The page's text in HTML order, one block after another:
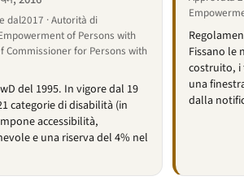
dal2017 · Autorità di
of Persons with
Commissioner for Persons with
del 1995. In vigore dal 19
categorie di disabilità (in
accessibilità,
e una riserva del 4% nel
Fissano le
costruito, i
una
dalla